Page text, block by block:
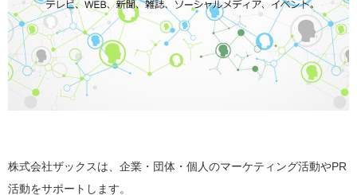
株式会社ザックスは、企業・団体・個人のマーケティング活動やPR
活動をサポートします。